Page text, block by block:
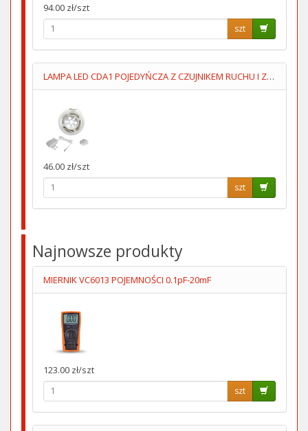
94.00 zł/szt
szt
LAMPA LED CDA1 POJEDYŃCZA Z CZUJNIKEM RUCHU I ZMIERZCHOWYM
46.00 zł/szt
szt
Najnowsze produkty
MIERNIK VC6013 POJEMNOŚCI 0.1pF-20mF
123.00 zł/szt
szt